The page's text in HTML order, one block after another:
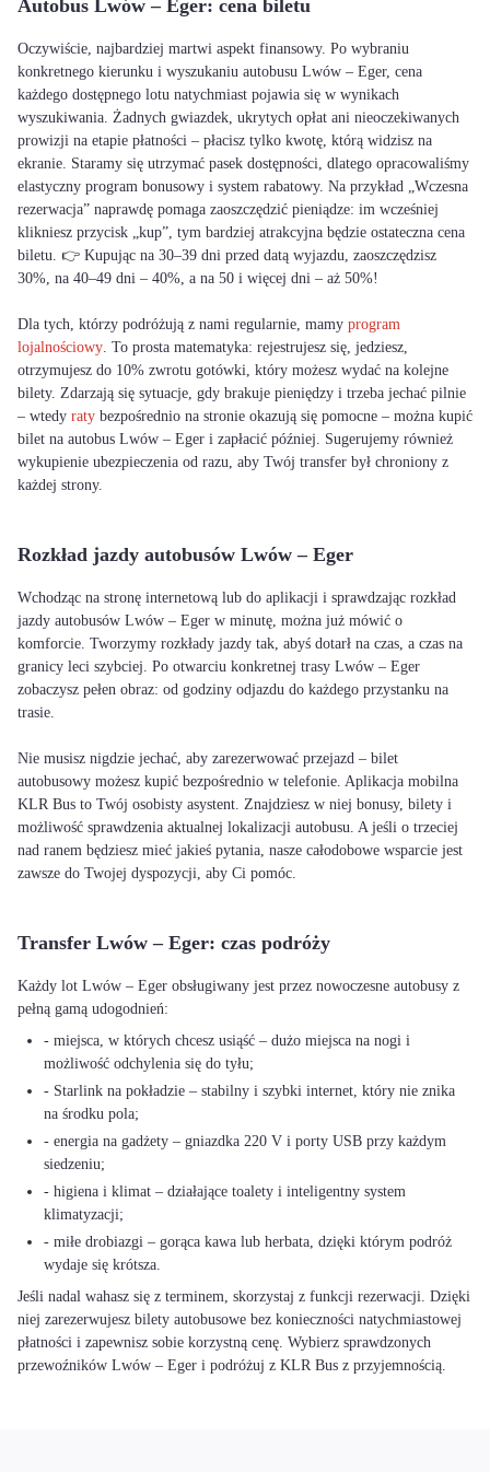
Autobus Lwów – Eger: cena biletu
Oczywiście, najbardziej martwi aspekt finansowy. Po wybraniu
konkretnego kierunku i wyszukaniu autobusu Lwów – Eger, cena
każdego dostępnego lotu natychmiast pojawia się w wynikach
wyszukiwania. Żadnych gwiazdek, ukrytych opłat ani nieoczekiwanych
prowizji na etapie płatności – płacisz tylko kwotę, którą widzisz na
ekranie. Staramy się utrzymać pasek dostępności, dlatego opracowaliśmy
elastyczny program bonusowy i system rabatowy. Na przykład „Wczesna
rezerwacja” naprawdę pomaga zaoszczędzić pieniądze: im wcześniej
klikniesz przycisk „kup”, tym bardziej atrakcyjna będzie ostateczna cena
biletu. 👉 Kupując na 30–39 dni przed datą wyjazdu, zaoszczędzisz
30%, na 40–49 dni – 40%, a na 50 i więcej dni – aż 50%!
Dla tych, którzy podróżują z nami regularnie, mamy program
lojalnościowy. To prosta matematyka: rejestrujesz się, jedziesz,
otrzymujesz do 10% zwrotu gotówki, który możesz wydać na kolejne
bilety. Zdarzają się sytuacje, gdy brakuje pieniędzy i trzeba jechać pilnie
– wtedy raty bezpośrednio na stronie okazują się pomocne – można kupić
bilet na autobus Lwów – Eger i zapłacić później. Sugerujemy również
wykupienie ubezpieczenia od razu, aby Twój transfer był chroniony z
każdej strony.
Rozkład jazdy autobusów Lwów – Eger
Wchodząc na stronę internetową lub do aplikacji i sprawdzając rozkład
jazdy autobusów Lwów – Eger w minutę, można już mówić o
komforcie. Tworzymy rozkłady jazdy tak, abyś dotarł na czas, a czas na
granicy leci szybciej. Po otwarciu konkretnej trasy Lwów – Eger
zobaczysz pełen obraz: od godziny odjazdu do każdego przystanku na
trasie.
Nie musisz nigdzie jechać, aby zarezerwować przejazd – bilet
autobusowy możesz kupić bezpośrednio w telefonie. Aplikacja mobilna
KLR Bus to Twój osobisty asystent. Znajdziesz w niej bonusy, bilety i
możliwość sprawdzenia aktualnej lokalizacji autobusu. A jeśli o trzeciej
nad ranem będziesz mieć jakieś pytania, nasze całodobowe wsparcie jest
zawsze do Twojej dyspozycji, aby Ci pomóc.
Transfer Lwów – Eger: czas podróży
Każdy lot Lwów – Eger obsługiwany jest przez nowoczesne autobusy z
pełną gamą udogodnień:
- miejsca, w których chcesz usiąść – dużo miejsca na nogi i
możliwość odchylenia się do tyłu;
- Starlink na pokładzie – stabilny i szybki internet, który nie znika
na środku pola;
- energia na gadżety – gniazdka 220 V i porty USB przy każdym
siedzeniu;
- higiena i klimat – działające toalety i inteligentny system
klimatyzacji;
- miłe drobiazgi – gorąca kawa lub herbata, dzięki którym podróż
wydaje się krótsza.
Jeśli nadal wahasz się z terminem, skorzystaj z funkcji rezerwacji. Dzięki
niej zarezerwujesz bilety autobusowe bez konieczności natychmiastowej
płatności i zapewnisz sobie korzystną cenę. Wybierz sprawdzonych
przewoźników Lwów – Eger i podróżuj z KLR Bus z przyjemnością.